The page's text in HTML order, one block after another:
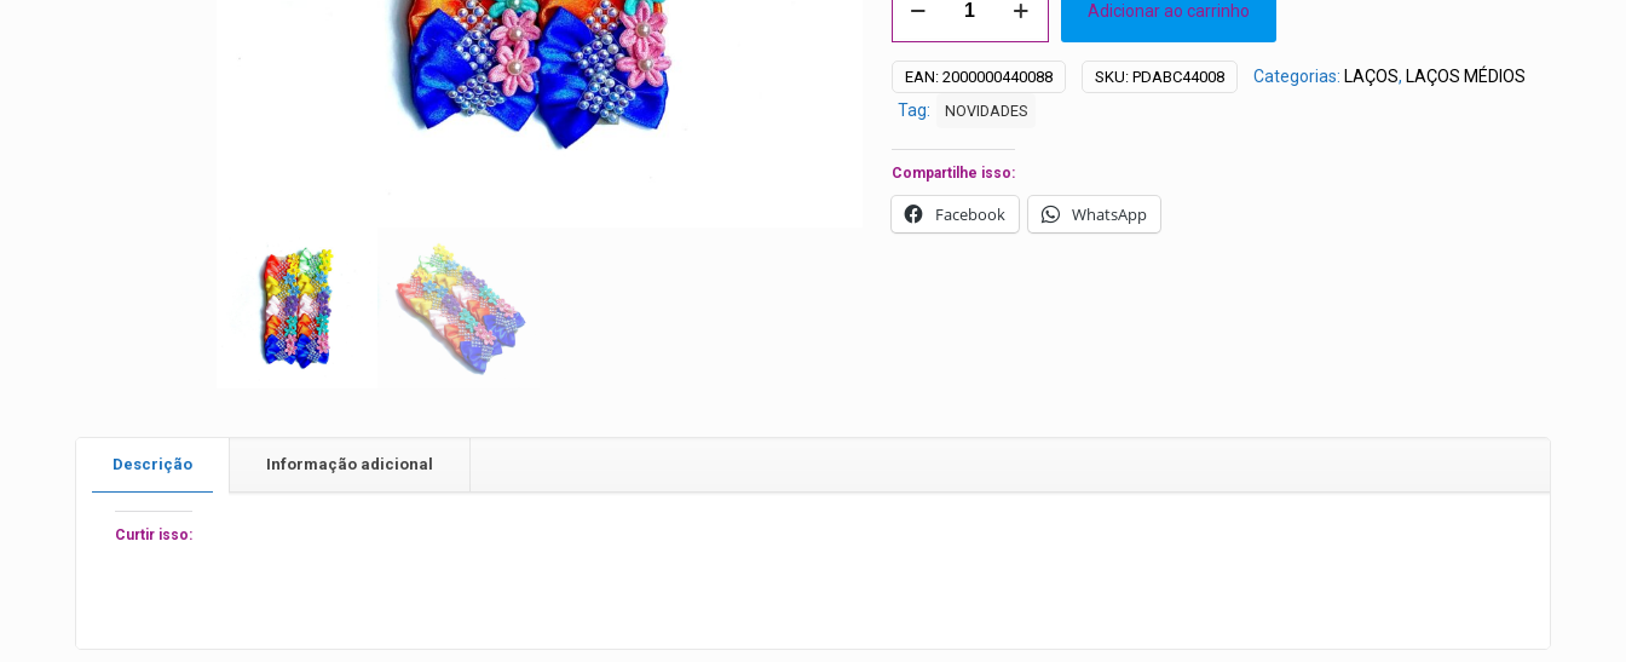
Flor
-
20
unidades
Adicionar ao carrinho
EAN: 2000000440088 SKU: PDABC44008 Categorias: LAÇOS, LAÇOS MÉDIOS
Tag:
NOVIDADES
Compartilhe isso:
Facebook WhatsApp
Descrição Informação adicional
Curtir isso: